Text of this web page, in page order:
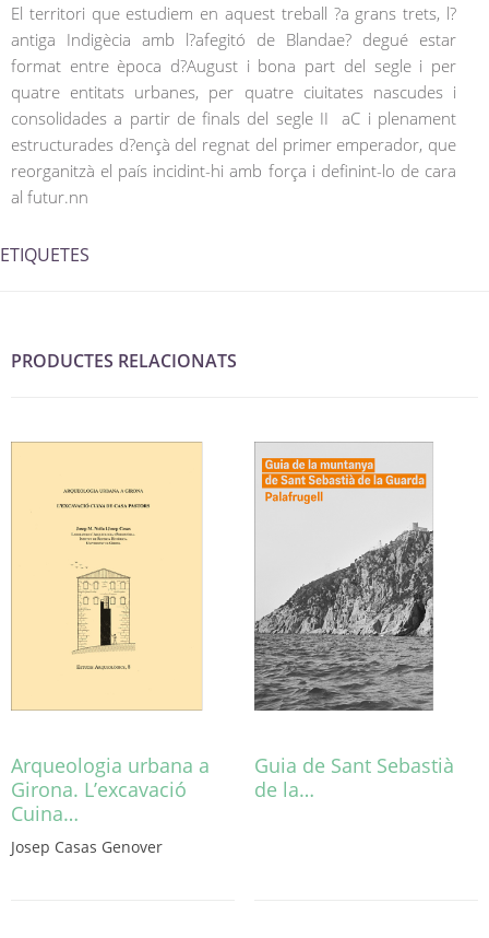
El territori que estudiem en aquest treball ?a grans trets, l?
antiga Indigècia amb l?afegitó de Blandae? degué estar
format entre època d?August i bona part del segle i per
quatre entitats urbanes, per quatre ciuitates nascudes i
consolidades a partir de finals del segle II aC i plenament
estructurades d?ençà del regnat del primer emperador, que
reorganitzà el país incidint-hi amb força i definint-lo de cara
al futur.nn
ETIQUETES
PRODUCTES RELACIONATS
Arqueologia urbana a
Girona. L’excavació
Cuina…
Josep Casas Genover
Guia de Sant Sebastià
de la…